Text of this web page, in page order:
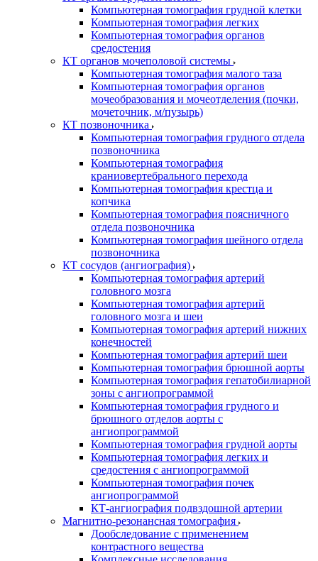
Компьютерная томография грудной клетки
Компьютерная томография легких
Компьютерная томография органов
средостения
КТ органов мочеполовой системы
Компьютерная томография малого таза
Компьютерная томография органов
мочеобразования и мочеотделения (почки,
мочеточник, м/пузырь)
КТ позвоночника
Компьютерная томография грудного отдела
позвоночника
Компьютерная томография
краниовертебрального перехода
Компьютерная томография крестца и
копчика
Компьютерная томография поясничного
отдела позвоночника
Компьютерная томография шейного отдела
позвоночника
КТ сосудов (ангиография)
Компьютерная томография артерий
головного мозга
Компьютерная томография артерий
головного мозга и шеи
Компьютерная томография артерий нижних
конечностей
Компьютерная томография артерий шеи
Компьютерная томография брюшной аорты
Компьютерная томография гепатобилиарной
зоны с ангиопрограммой
Компьютерная томография грудного и
брюшного отделов аорты с
ангиопрограммой
Компьютерная томография грудной аорты
Компьютерная томография легких и
средостения с ангиопрограммой
Компьютерная томография почек
ангиопрограммой
КТ-ангиография подвздошной артерии
Магнитно-резонансная томография
Дообследование с применением
контрастного вещества